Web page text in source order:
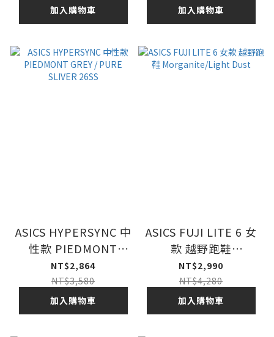
加入購物車
加入購物車
ASICS HYPERSYNC 中
性款 PIEDMONT
GREY / PURE SLIVER
26SS
NT$2,864
NT$3,580
加入購物車
ASICS FUJI LITE 6 女
款 越野跑鞋
Morganite/Light
Dust
NT$2,990
NT$4,280
加入購物車